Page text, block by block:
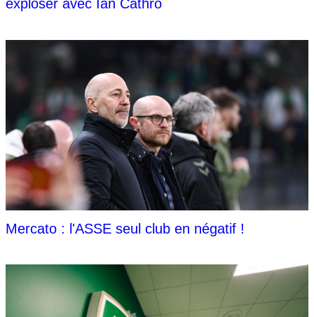
exploser avec Ian Cathro
Mercato : l'ASSE seul club en négatif !